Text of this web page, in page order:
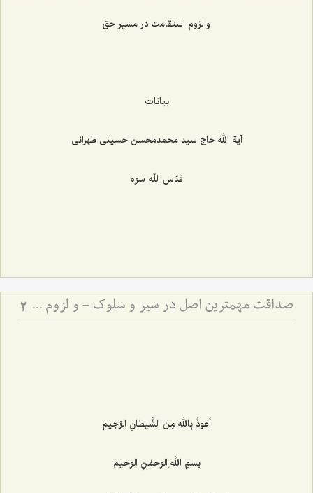
و لزوم استقامت در مسیر حق
بیانات
آیة الله حاج سید محمدمحسن حسینی طهرانی
قدّس اللّه سرّه
صداقت مهمترین اصل در سیر و سلوک - و لزوم استقامت در مسیر حق 2
أعوذُ بِالله مِنَ الشَّیطانِ الرَّجیم
بِسمِ الله ِالرّحمٰنِ الرّحیم